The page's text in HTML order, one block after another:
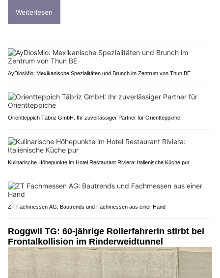
Weiterlesen
AyDiosMio: Mexikanische Spezialitäten und Brunch im Zentrum von Thun BE
Orientteppich Täbriz GmbH: Ihr zuverlässiger Partner für Orientteppiche
Kulinarische Höhepunkte im Hotel Restaurant Riviera: Italienische Küche pur
ZT Fachmessen AG: Bautrends und Fachmessen aus einer Hand
Roggwil TG: 60-jährige Rollerfahrerin stirbt bei
Frontalkollision im Rinderweidtunnel